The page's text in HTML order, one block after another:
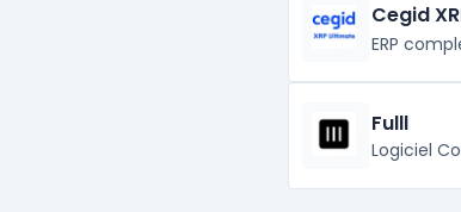
Cegid
ERP
Fulll
Logiciel